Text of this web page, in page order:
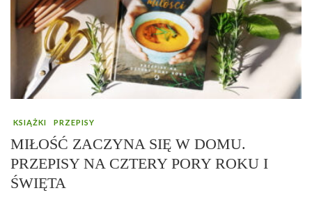
KSIĄŻKI PRZEPISY
MIŁOŚĆ ZACZYNA SIĘ W DOMU.
PRZEPISY NA CZTERY PORY ROKU I
ŚWIĘTA